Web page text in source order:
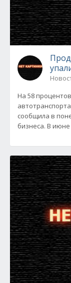
На 58
сообщила в
бизнеса. В